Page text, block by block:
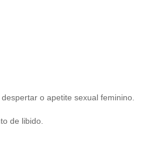
o apetite sexual feminino.
de libido.